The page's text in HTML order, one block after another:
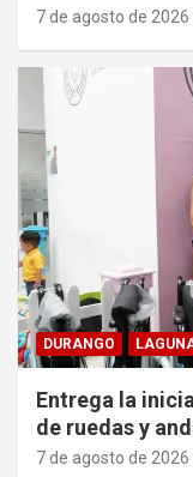
7 de agosto de 2026
DURANGO
Entrega la
de ruedas y
7 de agosto de 2026